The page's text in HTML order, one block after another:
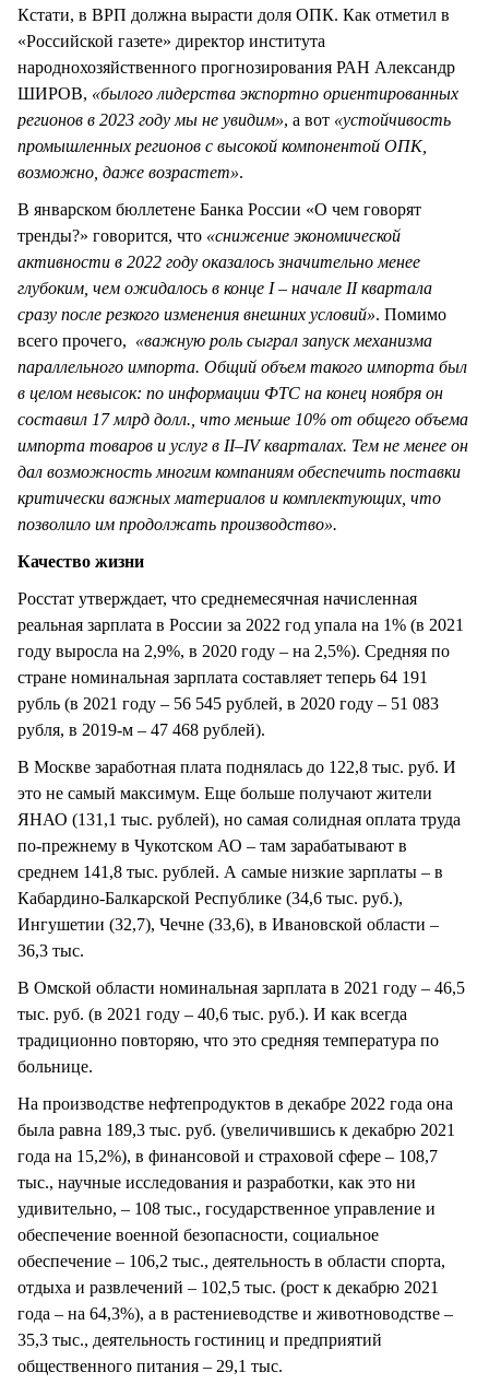
Кстати, в ВРП должна вырасти доля ОПК. Как отметил в
«Российской газете» директор института
народнохозяйственного прогнозирования РАН Александр
ШИРОВ, «былого лидерства экспортно ориентированных
регионов в 2023 году мы не увидим», а вот «устойчивость
промышленных регионов с высокой компонентой ОПК,
возможно, даже возрастет».
В январском бюллетене Банка России «О чем говорят
тренды?» говорится, что «снижение экономической
активности в 2022 году оказалось значительно менее
глубоким, чем ожидалось в конце I – начале II квартала
сразу после резкого изменения внешних условий». Помимо
всего прочего, «важную роль сыграл запуск механизма
параллельного импорта. Общий объем такого импорта был
в целом невысок: по информации ФТС на конец ноября он
составил 17 млрд долл., что меньше 10% от общего объема
импорта товаров и услуг в II–IV кварталах. Тем не менее он
дал возможность многим компаниям обеспечить поставки
критически важных материалов и комплектующих, что
позволило им продолжать производство».
Качество жизни
Росстат утверждает, что среднемесячная начисленная
реальная зарплата в России за 2022 год упала на 1% (в 2021
году выросла на 2,9%, в 2020 году – на 2,5%). Средняя по
стране номинальная зарплата составляет теперь 64 191
рубль (в 2021 году – 56 545 рублей, в 2020 году – 51 083
рубля, в 2019-м – 47 468 рублей).
В Москве заработная плата поднялась до 122,8 тыс. руб. И
это не самый максимум. Еще больше получают жители
ЯНАО (131,1 тыс. рублей), но самая солидная оплата труда
по-прежнему в Чукотском АО – там зарабатывают в
среднем 141,8 тыс. рублей. А самые низкие зарплаты – в
Кабардино-Балкарской Республике (34,6 тыс. руб.),
Ингушетии (32,7), Чечне (33,6), в Ивановской области –
36,3 тыс.
В Омской области номинальная зарплата в 2021 году – 46,5
тыс. руб. (в 2021 году – 40,6 тыс. руб.). И как всегда
традиционно повторяю, что это средняя температура по
больнице.
На производстве нефтепродуктов в декабре 2022 года она
была равна 189,3 тыс. руб. (увеличившись к декабрю 2021
года на 15,2%), в финансовой и страховой сфере – 108,7
тыс., научные исследования и разработки, как это ни
удивительно, – 108 тыс., государственное управление и
обеспечение военной безопасности, социальное
обеспечение – 106,2 тыс., деятельность в области спорта,
отдыха и развлечений – 102,5 тыс. (рост к декабрю 2021
года – на 64,3%), а в растениеводстве и животноводстве –
35,3 тыс., деятельность гостиниц и предприятий
общественного питания – 29,1 тыс.